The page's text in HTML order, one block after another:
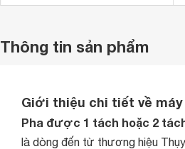
Thông tin sản phẩm
Giới thiệu chi tiết về
Pha được 1 tách hoặc 2
là dòng đến từ thương hiệu